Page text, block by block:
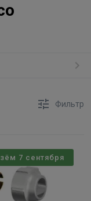
Фильтр
7 сентября